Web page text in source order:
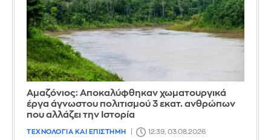
Αμαζόνιος: Αποκαλύφθηκαν χωματουργικά
έργα άγνωστου πολιτισμού 3 εκατ. ανθρώπων
που αλλάζει την Iστορία
ΤΕΧΝΟΛΟΓΙΑ ΚΑΙ ΕΠΙΣΤΗΜΗ 12:39, 03.08.2026